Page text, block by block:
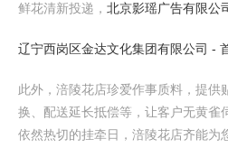
鲜花清新投递， 北京影瑶广告有限公
辽宁西岗区金达文化集团有限公司 -
此外，涪陵花店珍爱作事质料，提供
换、配送延长抵偿等，让客户无黄雀
依然热切的挂牵日，涪陵花店齐能为